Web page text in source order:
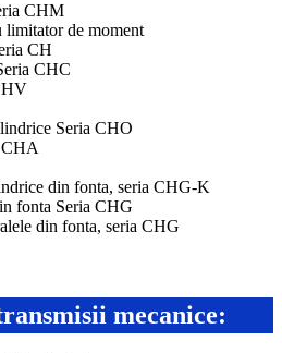
CHM
limitator de moment
CH
CHC
Seria CHO
CHA
din fonta, seria CHG-K
fonta Seria CHG
din fonta, seria CHG
mecanice: